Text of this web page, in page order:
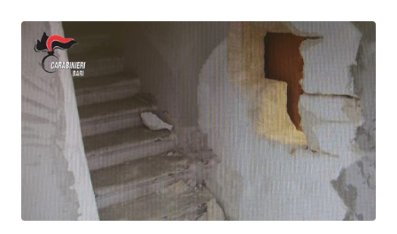
Leggerissime
Speciale Astrabilia 2026